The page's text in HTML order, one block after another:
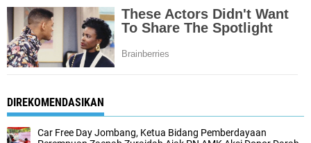
DIREKOMENDASIKAN
Car Free Day Jombang, Ketua Bidang Pemberdayaan